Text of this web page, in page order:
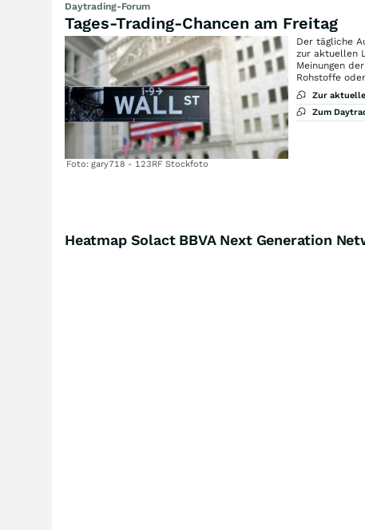
Daytrading-Forum
Tages-Trading-Chancen am Freitag
Foto: gary718 - 123RF Stockfoto
Der tägliche
zur aktuellen
Meinungen
Rohstoffe
Zur
Zum
Heatmap Solact BBVA Next Generation